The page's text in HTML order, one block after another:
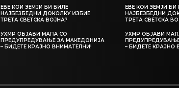
ЕВЕ КОИ ЗЕМЈИ БИ БИЛЕ
НАЈБЕЗБЕДНИ ДОКОЛКУ ИЗБИЕ
ТРЕТА СВЕТСКА ВОЈНА?
УХМР ОБЈАВИ МАПА СО
ПРЕДУПРЕДУВАЊЕ ЗА МАКЕДОНИЈА
– БИДЕТЕ КРАЈНО ВНИМАТЕЛНИ!
ЕВЕ КОИ ЗЕМЈИ БИ
НАЈБЕЗБЕДНИ
ТРЕТА СВЕТСКА
УХМР ОБЈАВИ
– БИДЕТЕ КРАЈНО